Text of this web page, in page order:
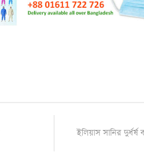
ইলিয়াস সানির